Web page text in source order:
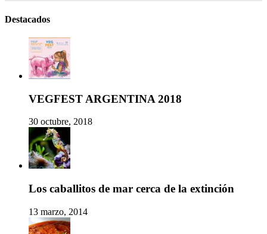
Destacados
VEGFEST ARGENTINA 2018
30 octubre, 2018
Los caballitos de mar cerca de la extinción
13 marzo, 2014